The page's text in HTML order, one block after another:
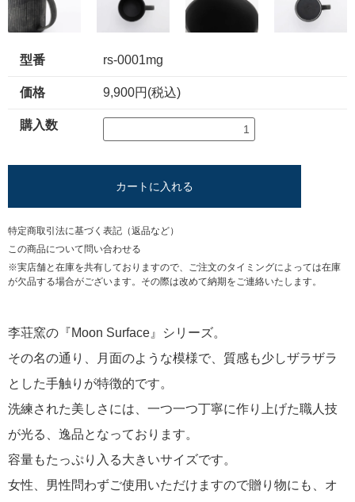
型番 rs-0001mg
価格 9,900円(税込)
購入数
カートに入れる
特定商取引法に基づく表記（返品など）
この商品について問い合わせる
※実店舗と在庫を共有しておりますので、ご注文のタイミングによっては在庫
が欠品する場合がございます。その際は改めて納期をご連絡いたします。
李荘窯の『Moon Surface』シリーズ。
その名の通り、月面のような模様で、質感も少しザラザラ
とした手触りが特徴的です。
洗練された美しさには、一つ一つ丁寧に作り上げた職人技
が光る、逸品となっております。
容量もたっぷり入る大きいサイズです。
女性、男性問わずご使用いただけますので贈り物にも、オ